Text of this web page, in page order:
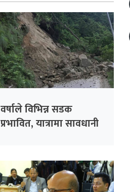
वर्षाले विभिन्न सडक
प्रभावित, यात्रामा सावधानी